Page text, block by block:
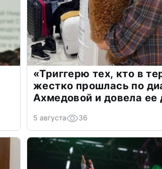
«Триггерю тех, кто в
жестко прошлась по
Ахмедовой и довела ее
5 августа 36